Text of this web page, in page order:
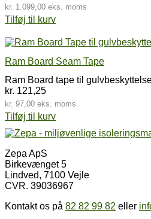
kr. 1.099,00 eks. moms
Tilføj til kurv
Ram Board Seam Tape
Ram Board tape til
kr. 121,25
kr. 97,00 eks. moms
Tilføj til kurv
Zepa ApS
Birkevænget 5
Lindved, 7100 Vejle
CVR. 39036967
Kontakt os på 82 82 99 82 eller